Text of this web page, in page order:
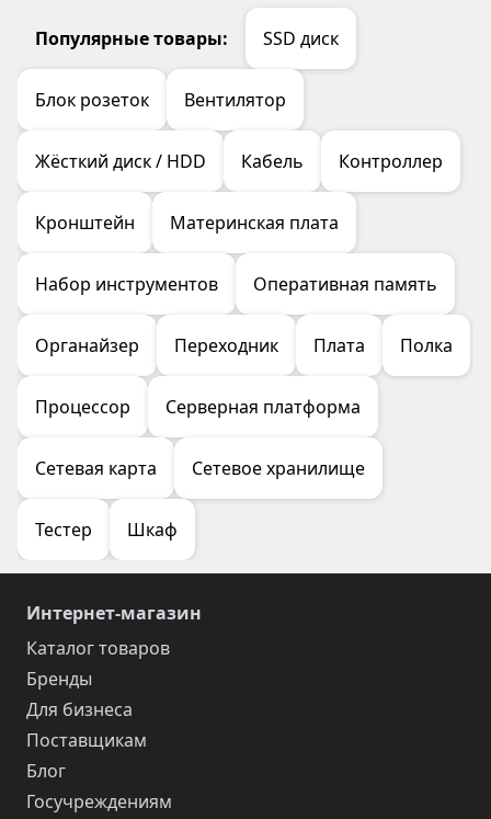
Популярные товары: SSD диск
Блок розеток Вентилятор
Жёсткий диск / HDD Кабель Контроллер
Кронштейн Материнская плата
Набор инструментов Оперативная память
Органайзер Переходник Плата Полка
Процессор Серверная платформа
Сетевая карта Сетевое хранилище
Тестер Шкаф
Интернет-магазин
Каталог товаров
Бренды
Для бизнеса
Поставщикам
Блог
Госучреждениям